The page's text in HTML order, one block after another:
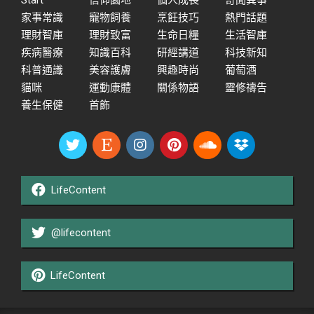
家事常識
寵物飼養 烹飪技巧
熱門話題
理財智庫
理財致富 生命日糧
生活智庫
疾病醫療
知識百科 研經講道
科技新知
科普通識
美容護膚 興趣時尚
葡萄酒
貓咪
運動康體 關係物語
靈修禱告
養生保健
首飾
LifeContent
@lifecontent
LifeContent